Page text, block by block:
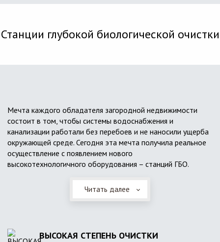
Станции глубокой биологической очистки
Мечта каждого обладателя загородной недвижимости
состоит в том, чтобы системы водоснабжения и
канализации работали без перебоев и не наносили ущерба
окружающей среде. Сегодня эта мечта получила реальное
осуществление с появлением нового
высокотехнологичного оборудования – станций ГБО.
Читать далее
ВЫСОКАЯ СТЕПЕНЬ ОЧИСТКИ